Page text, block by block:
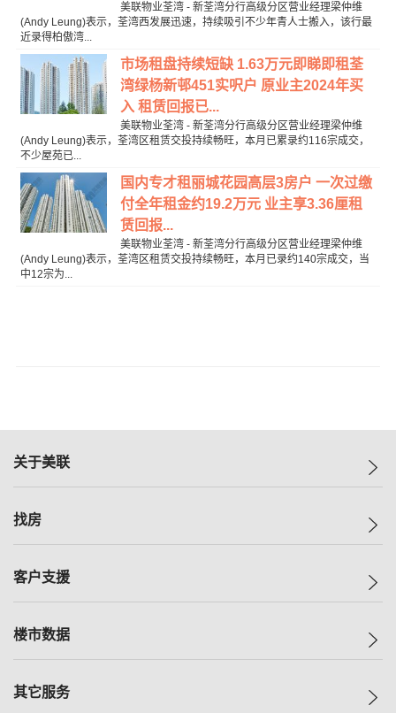
美联物业荃湾 - 新荃湾分行高级分区营业经理梁仲维
(Andy Leung)表示，荃湾西发展迅速，持续吸引不少年青人士搬入，该行最
近录得柏傲湾...
市场租盘持续短缺 1.63万元即睇即租荃
湾绿杨新邨451实呎户 原业主2024年买
入 租赁回报已...
美联物业荃湾 - 新荃湾分行高级分区营业经理梁仲维
(Andy Leung)表示，荃湾区租赁交投持续畅旺，本月已累录约116宗成交，
不少屋苑已...
国内专才租丽城花园高层3房户 一次过缴
付全年租金约19.2万元 业主享3.36厘租
赁回报...
美联物业荃湾 - 新荃湾分行高级分区营业经理梁仲维
(Andy Leung)表示，荃湾区租赁交投持续畅旺，本月已录约140宗成交，当
中12宗为...
关于美联
美联集团
人才招募
找房
一手新房
减价
美联豪宅
客户支援
自助放盘
查询热线
楼市数据
指数
其它服务